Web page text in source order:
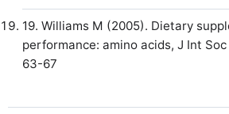
19. Williams M (2005). Dietary
performance: amino acids, J Int
63-67